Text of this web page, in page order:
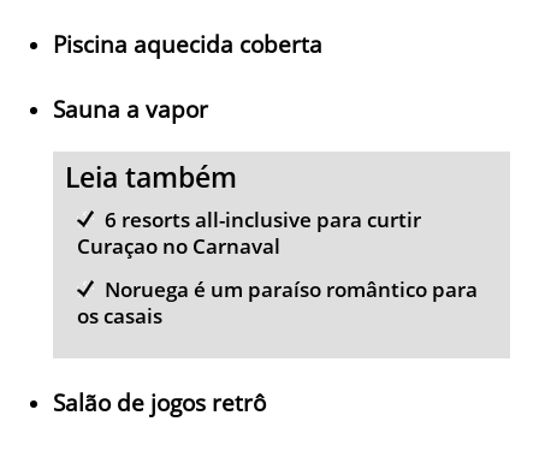
Piscina aquecida coberta
Sauna a vapor
Leia também
6 resorts all-inclusive para curtir
Curaçao no Carnaval
Noruega é um paraíso romântico para
os casais
Salão de jogos retrô